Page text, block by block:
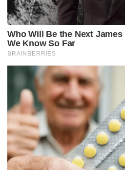
വർദ്ധിപ്പിക്കുക തുടങ്ങിയ
നിർദ്ദേശിച്ചിട്ടുണ്ട്.
ഭയപ്പെടുത്തുന്നത് പോലെ
കാര്യങ്ങളിൽ ഇടപെടൽ അല്ല
ഉദ്ദേശിക്കുന്നത് എന്നും
പാർലമെന്റിൽ വ്യക്തമാക്കി.
Tags: parliament kiran rijiju
Waqf Amendment Bill